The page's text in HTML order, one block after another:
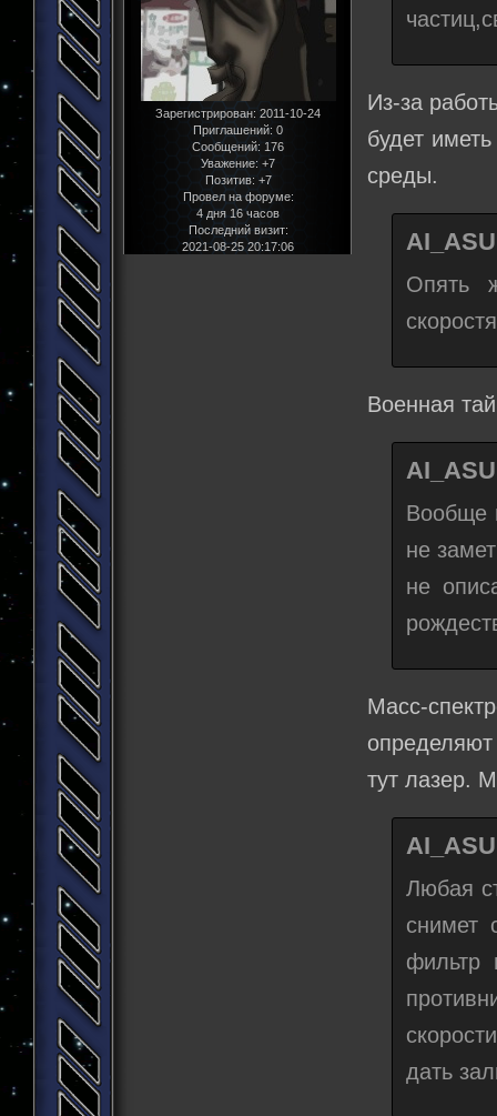
Зарегистрирован: 2011-10-24
Приглашений: 0
Сообщений: 176
Уважение: +7
Позитив: +7
Провел на форуме:
4 дня 16 часов
Последний визит:
2021-08-25 20:17:06
Из-за
будет
среды.
Опять
Военная
Вообще
не
не
Масс-
тут лазер.
Любая
снимет
фильтр
дать